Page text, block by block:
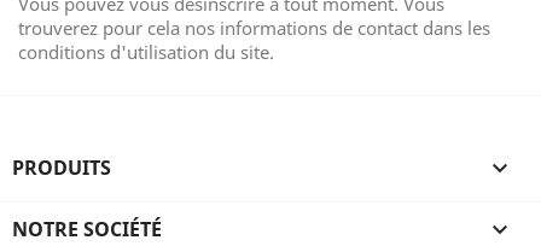
trouverez pour cela nos informations de contact dans les
conditions d'utilisation du site.
PRODUITS 
NOTRE SOCIÉTÉ 